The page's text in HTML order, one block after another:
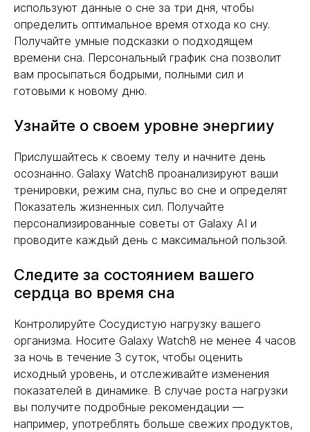
используют данные о сне за три дня, чтобы
определить оптимальное время отхода ко сну.
Получайте умные подсказки о подходящем
времени сна. Персональный график сна позволит
вам просыпаться бодрыми, полными сил и
готовыми к новому дню.
Узнайте о своем уровне энергииу
Прислушайтесь к своему телу и начните день
осознанно. Galaxy Watch8 проанализируют ваши
тренировки, режим сна, пульс во сне и определят
Показатель жизненных сил. Получайте
персонализированные советы от Galaxy AI и
проводите каждый день с максимальной пользой.
Следите за состоянием вашего
сердца во время сна
Контролируйте Сосудистую нагрузку вашего
организма. Носите Galaxy Watch8 не менее 4 часов
за ночь в течение 3 суток, чтобы оценить
исходный уровень, и отслеживайте изменения
показателей в динамике. В случае роста нагрузки
вы получите подробные рекомендации —
например, употреблять больше свежих продуктов,